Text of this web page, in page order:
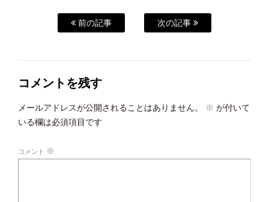
前の記事 次の記事
コメントを残す
メールアドレスが公開されることはありません。 ※ が付いて
いる欄は必須項目です
コメント ※